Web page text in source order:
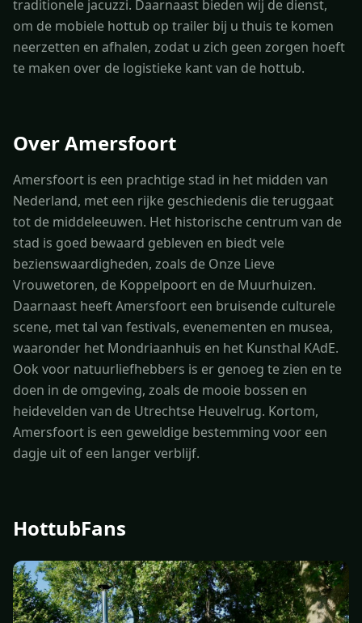
traditionele jacuzzi. Daarnaast bieden wij de dienst,
om de mobiele hottub op trailer bij u thuis te komen
neerzetten en afhalen, zodat u zich geen zorgen hoeft
te maken over de logistieke kant van de hottub.
Over Amersfoort
Amersfoort is een prachtige stad in het midden van
Nederland, met een rijke geschiedenis die teruggaat
tot de middeleeuwen. Het historische centrum van de
stad is goed bewaard gebleven en biedt vele
bezienswaardigheden, zoals de Onze Lieve
Vrouwetoren, de Koppelpoort en de Muurhuizen.
Daarnaast heeft Amersfoort een bruisende culturele
scene, met tal van festivals, evenementen en musea,
waaronder het Mondriaanhuis en het Kunsthal KAdE.
Ook voor natuurliefhebbers is er genoeg te zien en te
doen in de omgeving, zoals de mooie bossen en
heidevelden van de Utrechtse Heuvelrug. Kortom,
Amersfoort is een geweldige bestemming voor een
dagje uit of een langer verblijf.
HottubFans